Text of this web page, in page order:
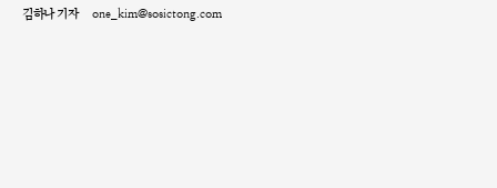
김하나 기자 one_kim@sosictong.com